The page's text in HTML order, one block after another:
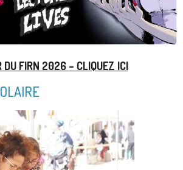
DU FIRN 2026 – CLIQUEZ ICI